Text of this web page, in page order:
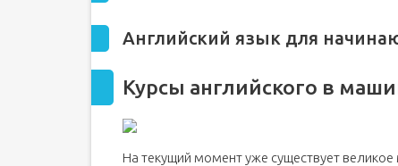
Английский язык для
Курсы английского в
На текущий момент уже существует